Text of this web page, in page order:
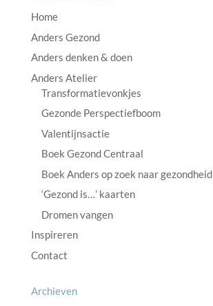
Home
Anders Gezond
Anders denken & doen
Anders Atelier
Transformatievonkjes
Gezonde Perspectiefboom
Valentijnsactie
Boek Gezond Centraal
Boek Anders op zoek naar gezondheid
‘Gezond is…’ kaarten
Dromen vangen
Inspireren
Contact
Archieven